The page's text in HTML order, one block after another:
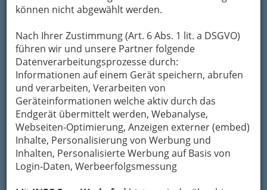
können nicht abgewählt werden.
Nach Ihrer Zustimmung (Art. 6 Abs. 1 lit. a DSGVO)
führen wir und unsere Partner folgende
Datenverarbeitungsprozesse durch:
Informationen auf einem Gerät speichern, abrufen
und verarbeiten, Verarbeiten von
Geräteinformationen welche aktiv durch das
Endgerät übermittelt werden, Webanalyse,
Webseiten-Optimierung, Anzeigen externer (embed)
Inhalte, Personalisierung von Werbung und
Inhalten, Personalisierte Werbung auf Basis von
Login-Daten, Werbeerfolgsmessung
die Sprache entstehen. Im ersten Moment wird
man nicht jedes Wort verstehen, jedoch die
Zusammenhänge problemlos erschließen.
Lesen Sie doch Artikel in der Originalsprache.
Viele Zeitungen werden bereits im Internet
veröffentlicht.
Richtiges Lesen führt zum motivierten Lernen
Texte für die Schule werden unmotiviert und
unkonzentriert gelesen und somit schnell wieder
in Vergessenheit gebracht. Auch im späteren
Leben ist es notwendig, Informationen
aufzunehmen und abzuspeichern indem man
liest. Daher ist es notwendig richtig und effektiv
zu lesen.